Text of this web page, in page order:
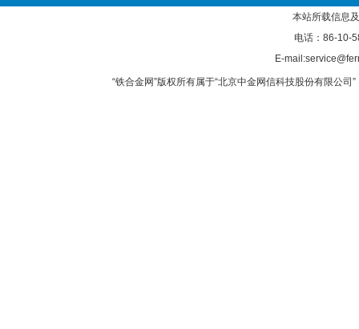
本站所载信息
电话：86-10-
E-
“铁合金网”版权所有属于“北京中金网信科技股份有限公司